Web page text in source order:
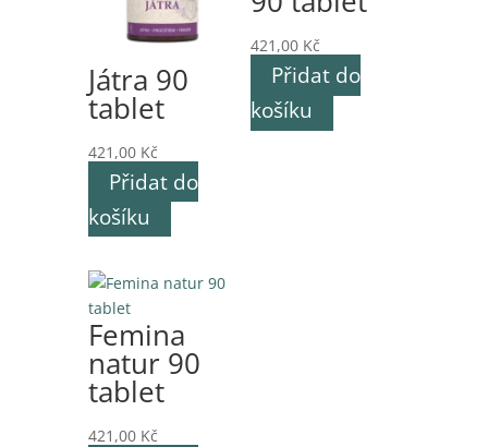
Játra 90
tablet
421,00 Kč
Přidat do
košíku
421,00 Kč
Přidat do
košíku
Femina
natur 90
tablet
421,00 Kč